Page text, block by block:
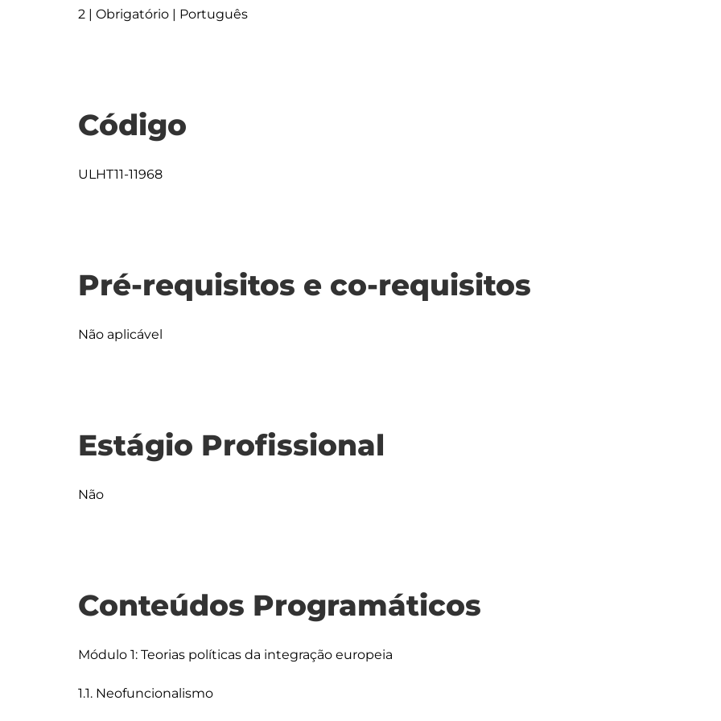
2 | Obrigatório | Português
Código
ULHT11-11968
Pré-requisitos e co-requisitos
Não aplicável
Estágio Profissional
Não
Conteúdos Programáticos
Módulo 1: Teorias políticas da integração europeia
1.1. Neofuncionalismo